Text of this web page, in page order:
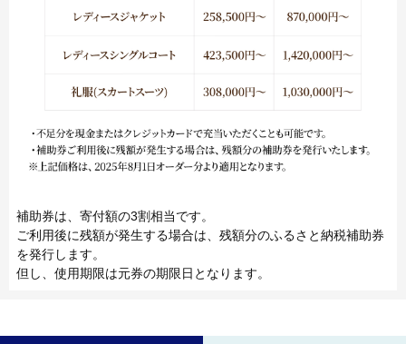
補助券は、寄付額の3割相当です。
ご利用後に残額が発生する場合は、残額分のふるさと納税補助券
を発行します。
但し、使用期限は元券の期限日となります。